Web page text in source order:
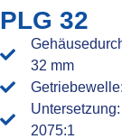
PLG 32
32 mm
2075:1